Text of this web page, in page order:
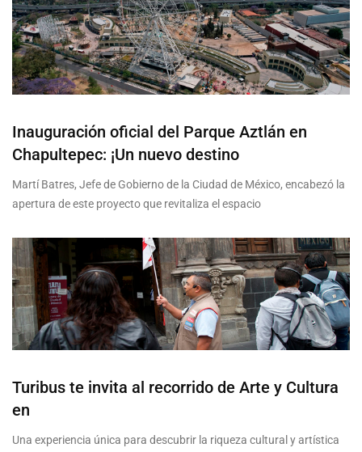
Inauguración oficial del Parque Aztlán en
Chapultepec: ¡Un nuevo destino
Martí Batres, Jefe de Gobierno de la Ciudad de México, encabezó la
apertura de este proyecto que revitaliza el espacio
Turibus te invita al recorrido de Arte y Cultura
en
Una experiencia única para descubrir la riqueza cultural y artística